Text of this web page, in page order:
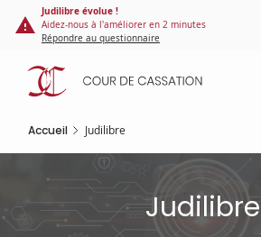
Panneau de gestion des cookies
contenu
principal
Judilibre évolue !
Aidez-nous à l'améliorer en 2 minutes
Répondre au questionnaire
Accueil Judilibre
Judilibre